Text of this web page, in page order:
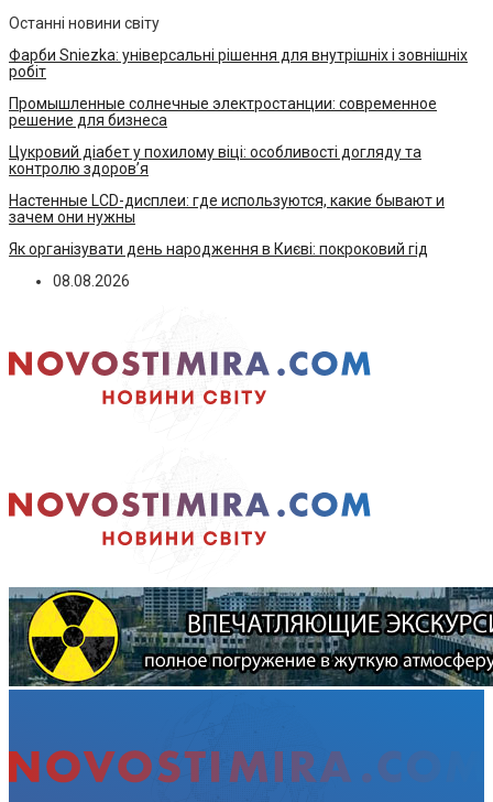
Останні новини світу
Фарби Sniezka: універсальні рішення для внутрішніх і зовнішніх
робіт
Промышленные солнечные электростанции: современное
решение для бизнеса
Цукровий діабет у похилому віці: особливості догляду та
контролю здоров’я
Настенные LCD-дисплеи: где используются, какие бывают и
зачем они нужны
Як організувати день народження в Києві: покроковий гід
08.08.2026